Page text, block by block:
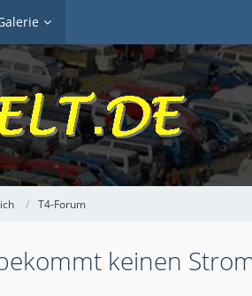
T4-Forum
keinen